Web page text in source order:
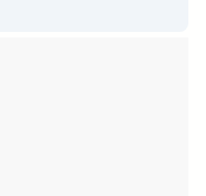
první půli